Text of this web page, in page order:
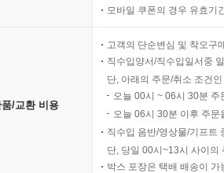
모바일 쿠폰의 경우 유효기
품/교환 비용
고객의 단순변심 및 착오구
직수입양서/직수입일서중
단, 아래의 주문/취소 조건
오늘 00시 ~ 06시 30분
오늘 06시 30분 이후 주
직수입 음반/영상물/기프트
단, 당일 00시~13시 사이의
박스 포장은 택배 배송이